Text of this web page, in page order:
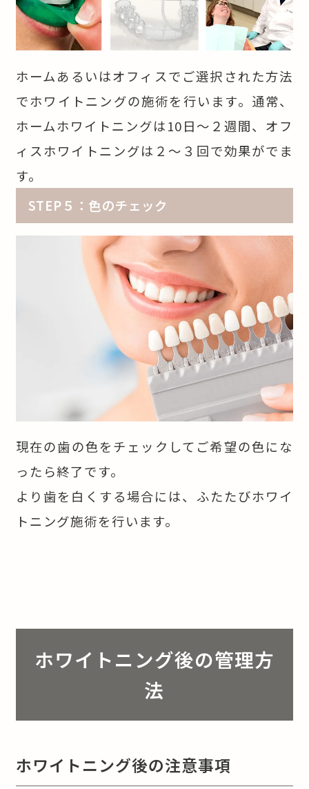
ホームあるいはオフィスでご選択された方法
でホワイトニングの施術を行います。通常、
ホームホワイトニングは10日〜２週間、オフ
ィスホワイトニングは２〜３回で効果がでま
す。
STEP５：色のチェック
現在の歯の色をチェックしてご希望の色にな
ったら終了です。
より歯を白くする場合には、ふたたびホワイ
トニング施術を行います。
ホワイトニング後の管理方
法
ホワイトニング後の注意事項